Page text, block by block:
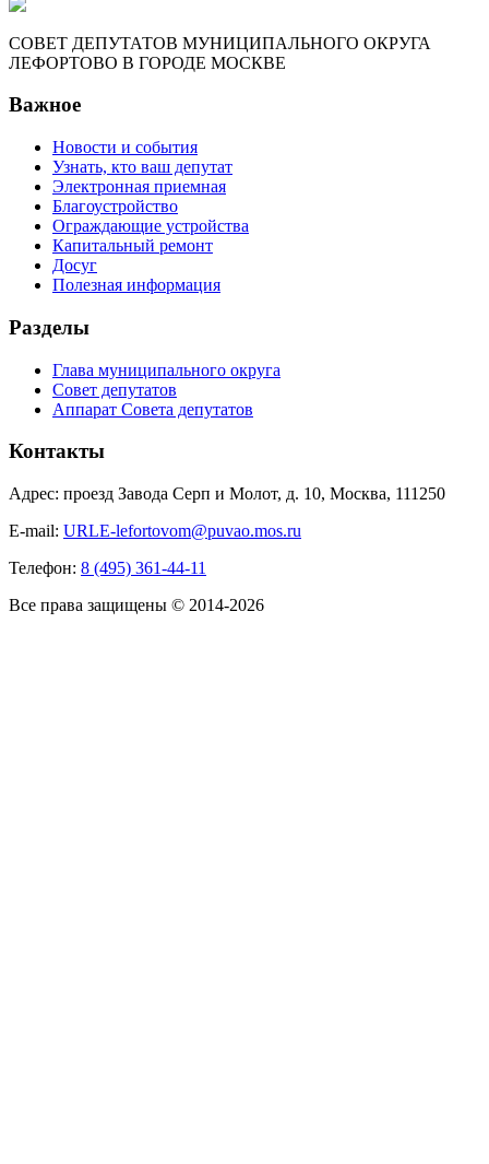
СОВЕТ ДЕПУТАТОВ МУНИЦИПАЛЬНОГО ОКРУГА
ЛЕФОРТОВО В ГОРОДЕ МОСКВЕ
Важное
Новости и события
Узнать, кто ваш депутат
Электронная приемная
Благоустройство
Ограждающие устройства
Капитальный ремонт
Досуг
Полезная информация
Разделы
Глава муниципального округа
Совет депутатов
Аппарат Совета депутатов
Контакты
Адрес: проезд Завода Серп и Молот, д. 10, Москва, 111250
E-mail: URLE-lefortovom@puvao.mos.ru
Телефон: 8 (495) 361-44-11
Все права защищены © 2014-2026